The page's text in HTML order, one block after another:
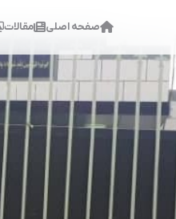
صفحه اصلی مقالات